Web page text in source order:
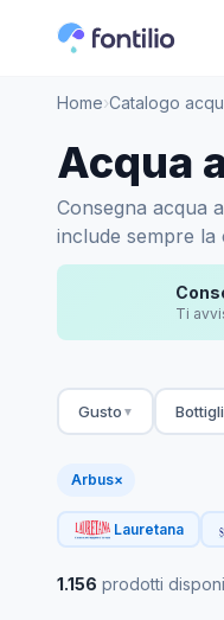
Home›Catalogo
Acqua
Consegna acqua
include sempre la
Ti
Gusto ▼
Arbus×
Lauretana
1.156 prodotti